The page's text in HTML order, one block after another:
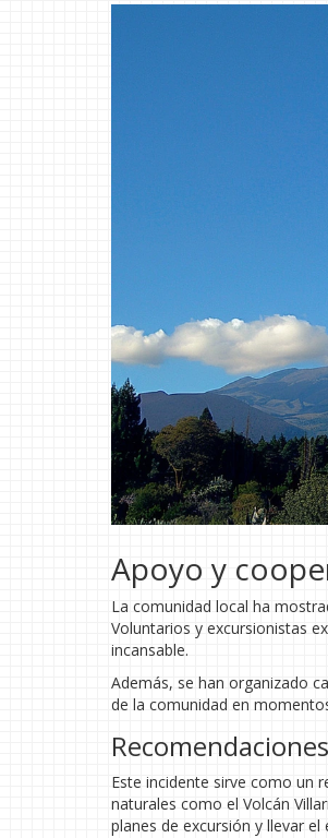
Apoyo y
La comunidad local ha
Voluntarios y excursionistas
incansable.
Además, se han organizado
de la comunidad en
Este incidente sirve como un
naturales como el Volcán
planes de excursión y llevar el